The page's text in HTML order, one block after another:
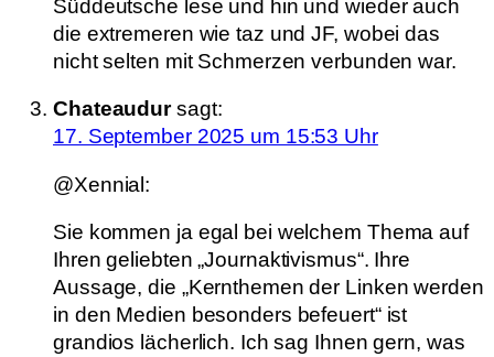
Süddeutsche lese und hin und wieder auch
die extremeren wie taz und JF, wobei das
nicht selten mit Schmerzen verbunden war.
Chateaudur sagt:
17. September 2025 um 15:53 Uhr
@Xennial:
Sie kommen ja egal bei welchem Thema auf
Ihren geliebten „Journaktivismus“. Ihre
Aussage, die „Kernthemen der Linken werden
in den Medien besonders befeuert“ ist
grandios lächerlich. Ich sag Ihnen gern, was